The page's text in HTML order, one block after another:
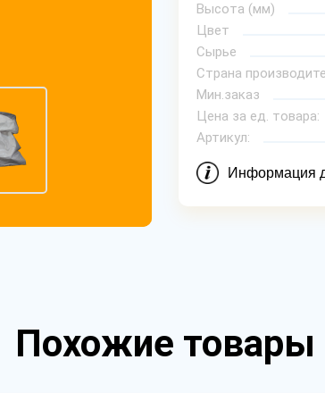
Высота (мм)
Цвет
Сырье
Страна
Мин.заказ
Цена за ед. товара:
Артикул:
Информация
Похожие товары